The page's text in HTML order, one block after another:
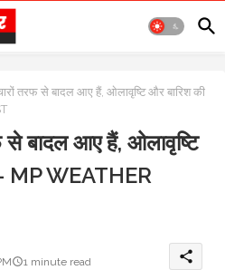
तरफ से बादल आए हैं, ओलावृष्टि और बारिश की
से बादल आए हैं, ओलावृष्टि
MP WEATHER
1 minute read share